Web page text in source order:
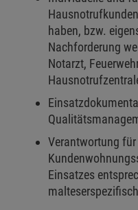
haben, bzw.
Nachforderung
Notarzt,
Verantwortung
Einsatzes